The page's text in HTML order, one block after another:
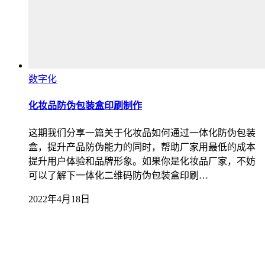
数字化
化妆品防伪包装盒印刷制作
这期我们分享一篇关于化妆品如何通过一体化防伪包装
盒，提升产品防伪能力的同时，帮助厂家用最低的成本
提升用户体验和品牌形象。如果你是化妆品厂家，不妨
可以了解下一体化二维码防伪包装盒印刷…
2022年4月18日